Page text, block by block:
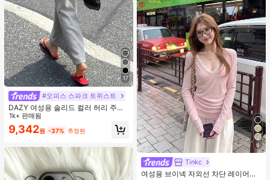
17
#오피스 스파크 트위스트
DAZY 여성용 솔리드 컬러 허리 주름
우아한 인어 스커트 여름
1k+ 판매됨
9,342원 -37% 추정된
6
Tinkc
여성용 브이넥 자외선 차단 레이어링
#3 TOP 3위 에서 새로운 여성 상의
높은 재방문 고객